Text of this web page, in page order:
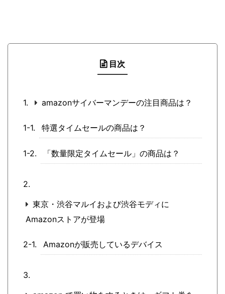
目次
amazonサイバーマンデーの注目商品は？
特選タイムセールの商品は？
「数量限定タイムセール」の商品は？
東京・渋谷マルイおよび渋谷モディに
Amazonストアが登場
Amazonが販売しているデバイス